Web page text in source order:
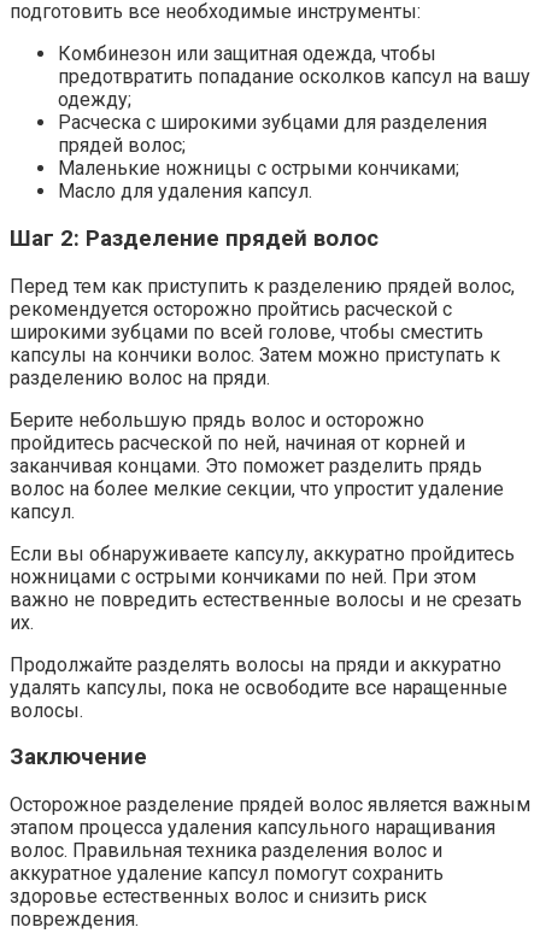
подготовить все необходимые инструменты:
Комбинезон или защитная одежда, чтобы
предотвратить попадание осколков капсул на вашу
одежду;
Расческа с широкими зубцами для разделения
прядей волос;
Маленькие ножницы с острыми кончиками;
Масло для удаления капсул.
Шаг 2: Разделение прядей волос
Перед тем как приступить к разделению прядей волос,
рекомендуется осторожно пройтись расческой с
широкими зубцами по всей голове, чтобы сместить
капсулы на кончики волос. Затем можно приступать к
разделению волос на пряди.
Берите небольшую прядь волос и осторожно
пройдитесь расческой по ней, начиная от корней и
заканчивая концами. Это поможет разделить прядь
волос на более мелкие секции, что упростит удаление
капсул.
Если вы обнаруживаете капсулу, аккуратно пройдитесь
ножницами с острыми кончиками по ней. При этом
важно не повредить естественные волосы и не срезать
их.
Продолжайте разделять волосы на пряди и аккуратно
удалять капсулы, пока не освободите все наращенные
волосы.
Заключение
Осторожное разделение прядей волос является важным
этапом процесса удаления капсульного наращивания
волос. Правильная техника разделения волос и
аккуратное удаление капсул помогут сохранить
здоровье естественных волос и снизить риск
повреждения.